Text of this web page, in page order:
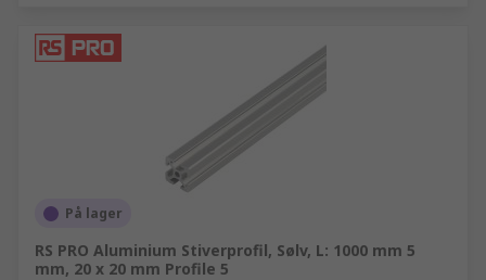
På lager
RS PRO Aluminium Stiverprofil, Sølv, L: 1000 mm 5
mm, 20 x 20 mm Profile 5